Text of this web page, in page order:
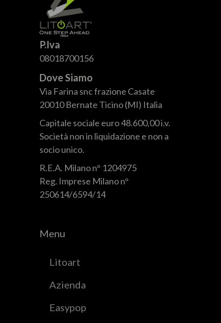
P.Iva
08018700156
Dove Siamo
Via Farina snc frazione Casate
20010 Bernate Ticino (MI) Italia
Capitale sociale euro 48.600,00 i.v.
Società non in liquidazione e non a
socio unico.
R.E.A. Milano n° 1204975
Reg. Imprese Milano n°
250614/6594/14
Menu
Litoart
Azienda
Easypop